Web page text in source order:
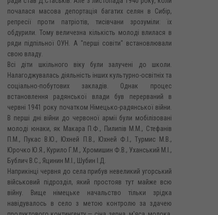
почалася масова депортація багатих селян в Сибір,
репресії проти патріотів, тисівчани зрозуміли: їх
обдурили. Тому величезна кількість молоді влилася в
ряди підпільної ОУН. А "перші совіти" встановлювали
свою владу.
Всі діти шкільного віку були залучені до школи.
Налагоджувалась діяльність інших культурно-освітніх та
соціально-побутових закладів. Однак процес
встановлення радянської влади був перерваний в
червні 1941 року початком Німецько-радянської війни.
В перші дні війни до червоної армії були мобілізовані
молоді юнаки, як Макара П.Ф., Пилипів М.М., Стефанів
П.М., Пукас В.Ю., Юхней П.В., Юхней Ф.І., Турмис М.В.,
Юрочко Ю.Я., Курило Г.М., Хромишин Ф.В., Уханський М.І.,
Бублич B.C., Яцинин М.І., Шубин І.Д.
Наприкінці червня до села прибув невеликий угорський
військовий підрозділ, який простояв тут майже всю
війну. Вище німецьке начальство тільки зрідка
навідувалось в село з метою контролю за здачею